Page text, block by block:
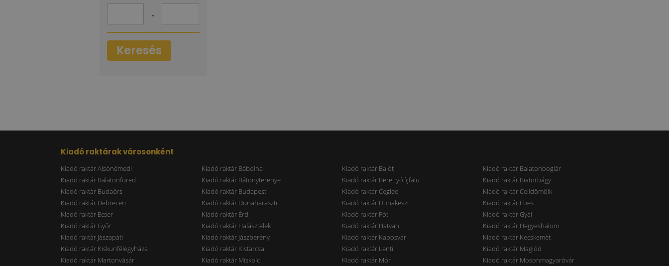
-
Keresés
Kiadó raktárak városonként
Kiadó raktár Alsónémedi Kiadó raktár Bábolna Kiadó raktár Bajót
Kiadó raktár Balatonboglár
Kiadó raktár Balatonfüred
Kiadó raktár Bátonyterenye Kiadó raktár Berettyóújfalu
Kiadó raktár Biatorbágy
Kiadó raktár Budaörs
Kiadó raktár Budapest Kiadó raktár Cegléd
Kiadó raktár Celldömölk
Kiadó raktár Debrecen
Kiadó raktár Dunaharaszti Kiadó raktár Dunakeszi
Kiadó raktár Ebes
Kiadó raktár Ecser
Kiadó raktár Érd Kiadó raktár Fót
Kiadó raktár Gyál
Kiadó raktár Győr
Kiadó raktár Halásztelek Kiadó raktár Hatvan
Kiadó raktár Hegyeshalom
Kiadó raktár Jászapáti
Kiadó raktár Jászberény Kiadó raktár Kaposvár
Kiadó raktár Kecskemét
Kiadó raktár Kiskunfélegyháza
Kiadó raktár Kistarcsa Kiadó raktár Lenti
Kiadó raktár Maglód
Kiadó raktár Martonvásár
Kiadó raktár Miskolc Kiadó raktár Mór
Kiadó raktár Mosonmagyaróvár